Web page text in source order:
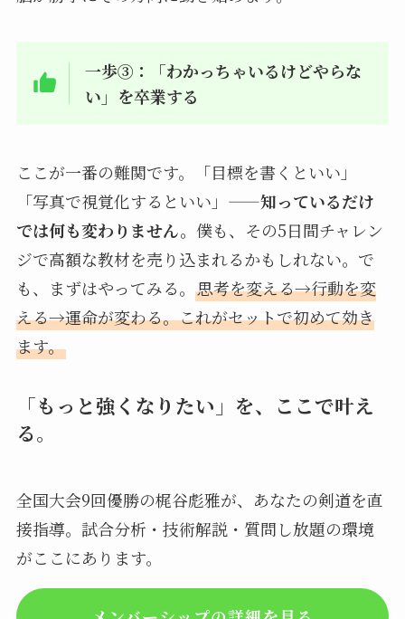
一歩③：「わかっちゃいるけどやらな
い」を卒業する
ここが一番の難関です。「目標を書くといい」
「写真で視覚化するといい」——知っているだけ
では何も変わりません。 僕も、その5日間チャレン
ジで高額な教材を売り込まれるかもしれない。で
も、まずはやってみる。 思考を変える→行動を変
える→運命が変わる。これがセットで初めて効き
ます。
「もっと強くなりたい」を、ここで叶え
る。
全国大会9回優勝の梶谷彪雅が、あなたの剣道を直
接指導。試合分析・技術解説・質問し放題の環境
がここにあります。